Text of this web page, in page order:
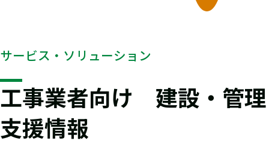
サービス・ソリューション
工事業者向け 建設・管理
支援情報